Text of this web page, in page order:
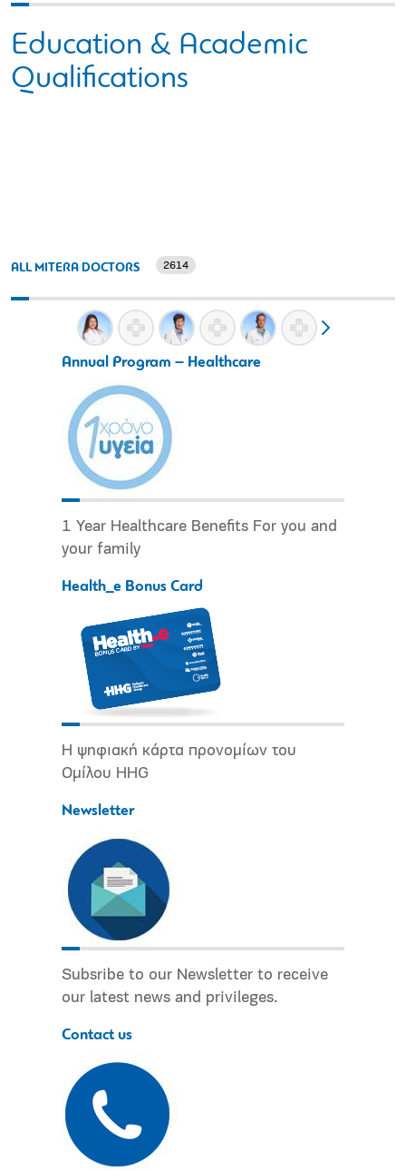
Education & Academic
Qualifications
ALL MITERA DOCTORS 2614
Annual Program – Healthcare
1 Year Healthcare Benefits For you and
your family
Health_e Bonus Card
Η ψηφιακή κάρτα προνομίων του
Ομίλου HHG
Newsletter
Subsribe to our Newsletter to receive
our latest news and privileges.
Contact us